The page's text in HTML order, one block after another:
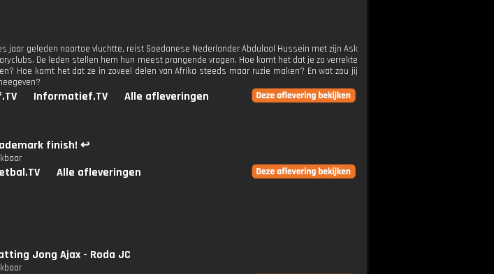
jaar geleden naartoe vluchtte, reist Soedanese Nederlander Abdulaal Hussein met zijn Ask
De leden stellen hem hun meest prangende vragen. Hoe komt het dat je zo verrekte
Hoe komt het dat ze in zoveel delen van Afrika steeds maar ruzie maken? En wat zou jij
Informatief.TV Alle afleveringen
finish! ↩️
Alle afleveringen
Jong Ajax - Roda JC